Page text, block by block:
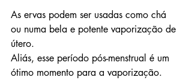
As ervas podem ser usadas como chá
ou numa bela e potente vaporização de
útero.
Aliás, esse período pós-menstrual é um
ótimo momento para a vaporização.